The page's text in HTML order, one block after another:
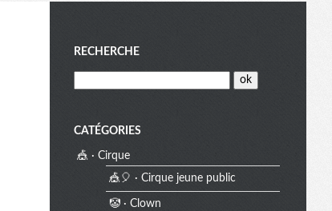
M
e
RECHERCHE
CATÉGORIES
🎪 · Cirque
🎪🎈 · Cirque jeune public
🤡 · Clown